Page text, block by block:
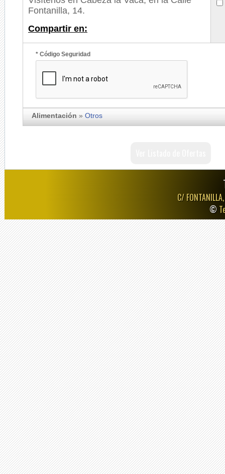
Fontanilla, 14.
Compartir en:
* Código Seguridad
Alimentación » Otros
C/
©